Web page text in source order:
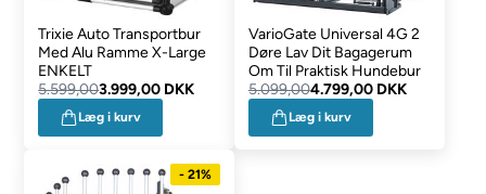
Trixie Auto Transportbur
Med Alu Ramme X-Large
ENKELT
5.599,003.999,00 DKK
Læg i kurv
VarioGate Universal 4G 2
Døre Lav Dit Bagagerum
Om Til Praktisk Hundebur
5.099,004.799,00 DKK
Læg i kurv
- 21%